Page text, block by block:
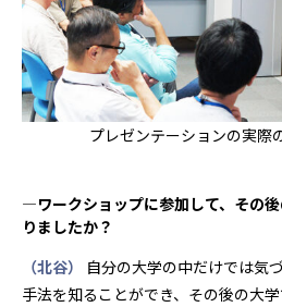
プレゼンテーションの実際
―ワークショップに参加して、その
りましたか？
（北谷）
自分の大学の中だけでは気
手法を知ることができ、その後の大